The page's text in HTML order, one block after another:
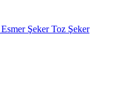
Esmer ŞekerToz Şeker